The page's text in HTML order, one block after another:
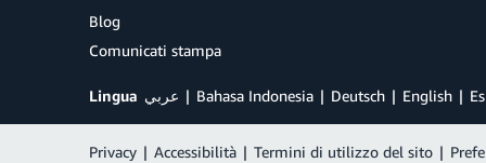
Istruzioni dettagliate per CloudFormation
Se non si può utilizzare nessuno dei metodi precedenti,
CloudFormation selezionando una regione e facendo clic
            "Action": "s3:GetObject",
            "Resource": "arn:aws:s3:::[YOUR_BUCKET_NAME]/*"
    ]
Blog
Comunicati stampa
Lingua عربي Bahasa Indonesia Deutsch English
Privacy | Accessibilità | Termini di utilizzo del sito |